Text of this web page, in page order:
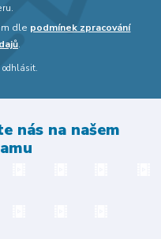
dle podmínek zpracování
.
odhlásit.
nás na našem